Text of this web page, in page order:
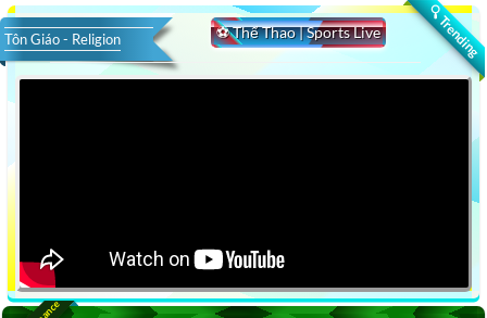
🔍 Trending
⚽ Thể Thao | Sports Live
Tôn Giáo - Religion